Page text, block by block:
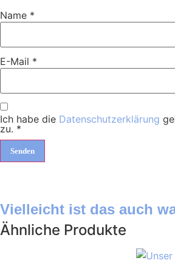
Name *
E-Mail *
Ich habe die Datenschutzerklärung
zu. *
Vielleicht ist das auch
Ähnliche Produkte